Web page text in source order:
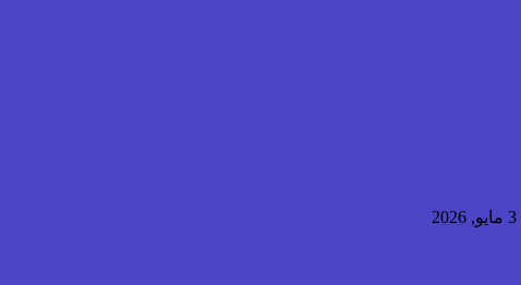
3 مايو, 2026